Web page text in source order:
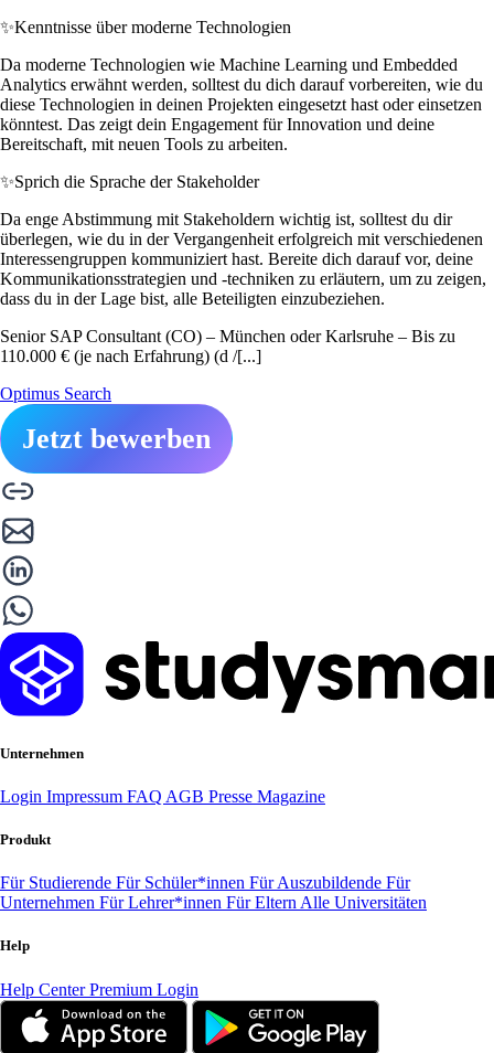
✨Kenntnisse über moderne Technologien
Da moderne Technologien wie Machine Learning und Embedded
Analytics erwähnt werden, solltest du dich darauf vorbereiten, wie du
diese Technologien in deinen Projekten eingesetzt hast oder einsetzen
könntest. Das zeigt dein Engagement für Innovation und deine
Bereitschaft, mit neuen Tools zu arbeiten.
✨Sprich die Sprache der Stakeholder
Da enge Abstimmung mit Stakeholdern wichtig ist, solltest du dir
überlegen, wie du in der Vergangenheit erfolgreich mit verschiedenen
Interessengruppen kommuniziert hast. Bereite dich darauf vor, deine
Kommunikationsstrategien und -techniken zu erläutern, um zu zeigen,
dass du in der Lage bist, alle Beteiligten einzubeziehen.
Senior SAP Consultant (CO) – München oder Karlsruhe – Bis zu
110.000 € (je nach Erfahrung) (d /[...]
Optimus Search
Jetzt bewerben
Unternehmen
Login Impressum FAQ AGB Presse Magazine
Produkt
Für Studierende Für Schüler*innen Für Auszubildende Für
Unternehmen Für Lehrer*innen Für Eltern Alle Universitäten
Help
Help CenterPremium Login